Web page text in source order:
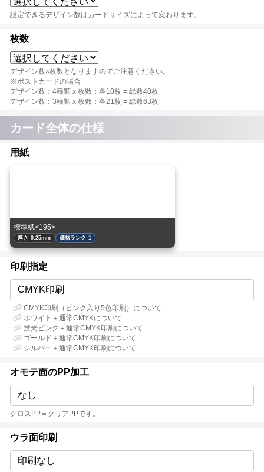
設定できるデザイン数はカードサイズによって変わります。
枚数
デザイン数×枚数となりますのでご注意ください。
※ポストカードの場合
デザイン数：4種類 x 枚数：各10枚 = 総数40枚
デザイン数：3種類 x 枚数：各21枚 = 総数63枚
カード全体の仕様
用紙
標準紙<195>
厚さ 0.25mm 価格ランク 1
印刷指定
CMYK印刷
CMYK印刷（ピンク入り5色印刷）について
ホワイト＋通常CMYKについて
蛍光ピンク＋通常CMYK印刷について
ゴールド＋通常CMYK印刷について
シルバー＋通常CMYK印刷について
オモテ面のPP加工
なし
グロスPP＝クリアPPです。
ウラ面印刷
印刷なし